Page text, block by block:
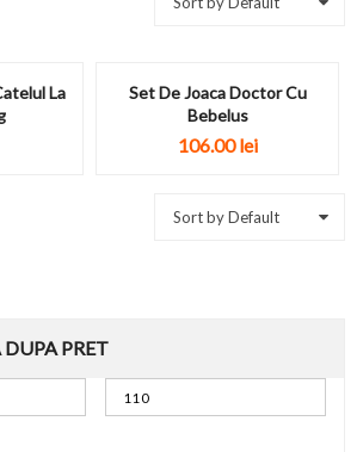
PRET
La
Set De Joaca Doctor Cu
Bebelus
106.00lei
Sort by Default